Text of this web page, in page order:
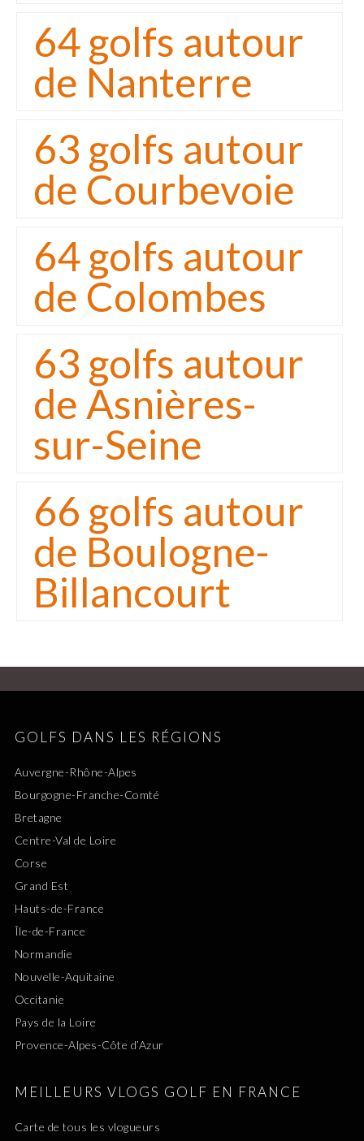
64 golfs autour
de Nanterre
63 golfs autour
de Courbevoie
64 golfs autour
de Colombes
63 golfs autour
de Asnières-
sur-Seine
66 golfs autour
de Boulogne-
Billancourt
GOLFS DANS LES RÉGIONS
Auvergne-Rhône-Alpes
Bourgogne-Franche-Comté
Bretagne
Centre-Val de Loire
Corse
Grand Est
Hauts-de-France
Île-de-France
Normandie
Nouvelle-Aquitaine
Occitanie
Pays de la Loire
Provence-Alpes-Côte d’Azur
MEILLEURS VLOGS GOLF EN FRANCE
Carte de tous les vlogueurs